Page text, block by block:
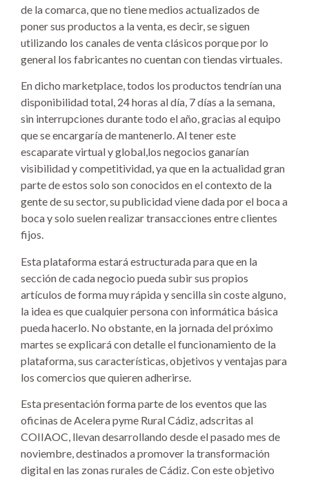
de la comarca, que no tiene medios actualizados de
poner sus productos a la venta, es decir, se siguen
utilizando los canales de venta clásicos porque por lo
general los fabricantes no cuentan con tiendas virtuales.
En dicho marketplace, todos los productos tendrían una
disponibilidad total, 24 horas al día, 7 días a la semana,
sin interrupciones durante todo el año, gracias al equipo
que se encargaría de mantenerlo. Al tener este
escaparate virtual y global,los negocios ganarían
visibilidad y competitividad, ya que en la actualidad gran
parte de estos solo son conocidos en el contexto de la
gente de su sector, su publicidad viene dada por el boca a
boca y solo suelen realizar transacciones entre clientes
fijos.
Esta plataforma estará estructurada para que en la
sección de cada negocio pueda subir sus propios
artículos de forma muy rápida y sencilla sin coste alguno,
la idea es que cualquier persona con informática básica
pueda hacerlo. No obstante, en la jornada del próximo
martes se explicará con detalle el funcionamiento de la
plataforma, sus características, objetivos y ventajas para
los comercios que quieren adherirse.
Esta presentación forma parte de los eventos que las
oficinas de Acelera pyme Rural Cádiz, adscritas al
COIIAOC, llevan desarrollando desde el pasado mes de
noviembre, destinados a promover la transformación
digital en las zonas rurales de Cádiz. Con este objetivo